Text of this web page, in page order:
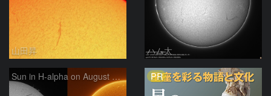
山田昇 ハム太
Sun in H-alpha on August 7, 2026 PR